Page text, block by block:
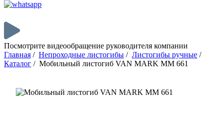
Главная / Непроходные листогибы / Листогибы ручные /
Каталог / Мобильный листогиб VAN MARK MM 661
Посмотрите видеообращение руководителя компании